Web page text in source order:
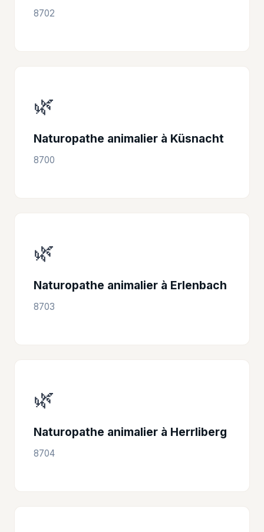
8702
🌿
Naturopathe animalier à Küsnacht
8700
🌿
Naturopathe animalier à Erlenbach
8703
🌿
Naturopathe animalier à Herrliberg
8704